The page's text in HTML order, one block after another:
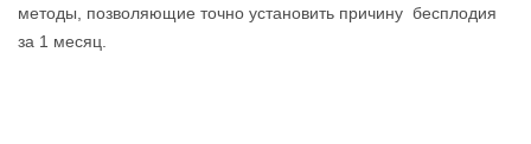
методы, позволяющие точно установить причину бесплодия
за 1 месяц.